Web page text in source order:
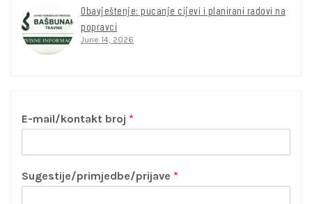
Obavještenje: pucanje cijevi i planirani radovi na
popravci
June 14, 2026
E-mail/kontakt broj *
Sugestije/primjedbe/prijave *